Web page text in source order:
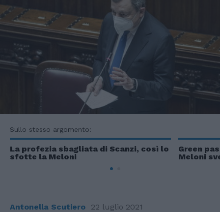
Sullo stesso argomento:
La profezia sbagliata di Scanzi, così lo
sfotte la Meloni
Green
Meloni
Antonella Scutiero 22 luglio 2021